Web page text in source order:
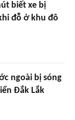
biết xe bị
đỗ ở khu đô
ngoài bị sóng
Đắk Lắk